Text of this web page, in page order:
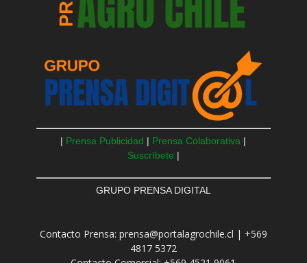
| Prensa Publicidad | Prensa Colaborativa |
Suscríbete |
GRUPO PRENSA DIGITAL
Contacto Prensa: prensa@portalagrochile.cl | +569
4817 5372